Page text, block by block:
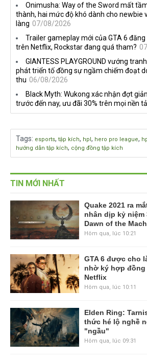
Onimusha: Way of the Sword mất
thành, hai mức độ khó dành cho newbie
làng 07/08/2026
Trailer gameplay mới của GTA 6
trên Netflix, Rockstar đang quá tham?
GIANTESS PLAYGROUND vướng
phát triển tố đồng sự ngầm chiếm đoạt
thu 06/08/2026
Black Myth: Wukong xác nhận đợt
trước đến nay, ưu đãi 30% trên mọi nền
Tags: esports, tập kích, hpl , hero pro league,
hướng dẫn tập kích, cộng đồng tập kích
TIN MỚI NHẤT
Quake 2021 ra
nhân dịp kỷ niệm
Dawn of the
Hôm qua, lúc 10:21
GTA 6 được cho
nhờ ký hợp
Netflix
Hôm qua, lúc 10:11
Elden Ring:
thức hé lộ nghề
"ngầu"
Hôm qua, lúc 09:31